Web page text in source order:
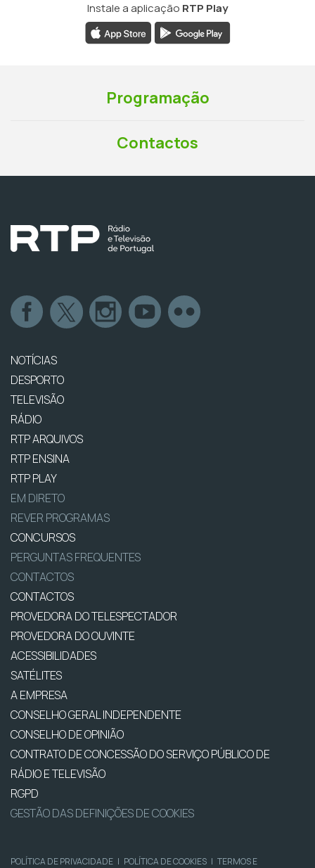
Instale a aplicação RTP Play
Programação
Contactos
NOTÍCIAS
DESPORTO
TELEVISÃO
RÁDIO
RTP ARQUIVOS
RTP ENSINA
RTP PLAY
EM DIRETO
REVER PROGRAMAS
CONCURSOS
PERGUNTAS FREQUENTES
CONTACTOS
CONTACTOS
PROVEDORA DO TELESPECTADOR
PROVEDORA DO OUVINTE
ACESSIBILIDADES
SATÉLITES
A EMPRESA
CONSELHO GERAL INDEPENDENTE
CONSELHO DE OPINIÃO
CONTRATO DE CONCESSÃO DO SERVIÇO PÚBLICO DE
RÁDIO E TELEVISÃO
RGPD
GESTÃO DAS DEFINIÇÕES DE COOKIES
POLÍTICA DE PRIVACIDADE | POLÍTICA DE COOKIES | TERMOS E